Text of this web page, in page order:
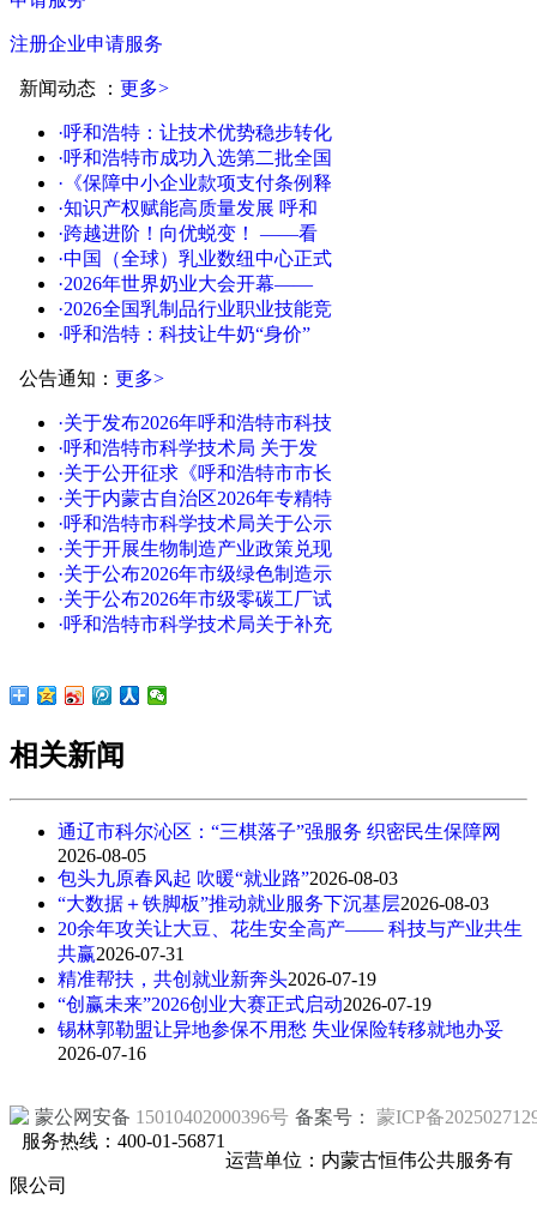
注册企业申请服务
新闻动态 ： 更多>
·呼和浩特：让技术优势稳步转化
·呼和浩特市成功入选第二批全国
·《保障中小企业款项支付条例释
·知识产权赋能高质量发展 呼和
·跨越进阶！向优蜕变！ ——看
·中国（全球）乳业数纽中心正式
·2026年世界奶业大会开幕——
·2026全国乳制品行业职业技能竞
·呼和浩特：科技让牛奶“身价”
公告通知 ： 更多>
·关于发布2026年呼和浩特市科技
·呼和浩特市科学技术局 关于发
·关于公开征求《呼和浩特市市长
·关于内蒙古自治区2026年专精特
·呼和浩特市科学技术局关于公示
·关于开展生物制造产业政策兑现
·关于公布2026年市级绿色制造示
·关于公布2026年市级零碳工厂试
·呼和浩特市科学技术局关于补充
相关新闻
通辽市科尔沁区：“三棋落子”强服务 织密民生保障网
2026-08-05
包头九原春风起 吹暖“就业路”2026-08-03
“大数据＋铁脚板”推动就业服务下沉基层2026-08-03
20余年攻关让大豆、花生安全高产—— 科技与产业共生
共赢2026-07-31
精准帮扶，共创就业新奔头2026-07-19
“创赢未来”2026创业大赛正式启动2026-07-19
锡林郭勒盟让异地参保不用愁 失业保险转移就地办妥
2026-07-16
蒙公网安备 15010402000396号 备案号：
蒙ICP备
服务热线：400-01-56871
运营单位：内蒙古恒伟公共服务有
限公司